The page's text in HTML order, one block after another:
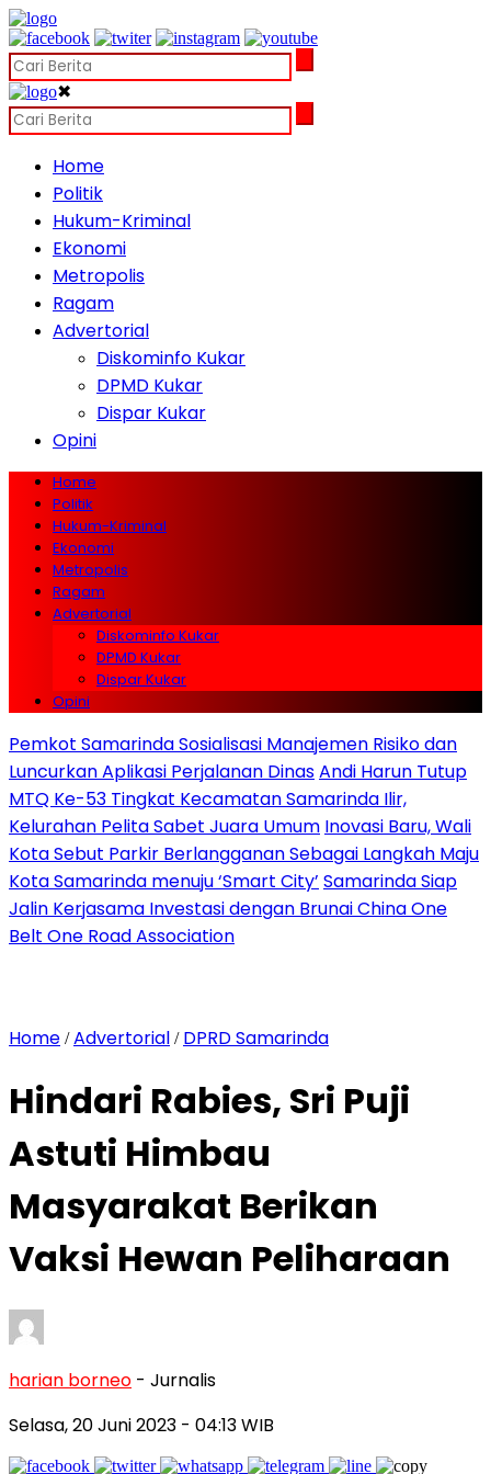
✖
Home
Politik
Hukum-Kriminal
Ekonomi
Metropolis
Ragam
Advertorial
Diskominfo Kukar
DPMD Kukar
Dispar Kukar
Opini
Home
Politik
Hukum-Kriminal
Ekonomi
Metropolis
Ragam
Advertorial
Diskominfo Kukar
DPMD Kukar
Dispar Kukar
Opini
Pemkot Samarinda Sosialisasi Manajemen Risiko dan
Luncurkan Aplikasi Perjalanan DinasAndi Harun Tutup
MTQ Ke-53 Tingkat Kecamatan Samarinda Ilir,
Kelurahan Pelita Sabet Juara Umum Inovasi Baru, Wali
Kota Sebut Parkir Berlangganan Sebagai Langkah Maju
Kota Samarinda menuju ‘Smart City’ Samarinda Siap
Jalin Kerjasama Investasi dengan Brunai China One
Belt One Road Association
Home /Advertorial / DPRD Samarinda
Hindari Rabies, Sri Puji
Astuti Himbau
Masyarakat Berikan
Vaksi Hewan Peliharaan
harian borneo - Jurnalis
Selasa, 20 Juni 2023 - 04:13 WIB